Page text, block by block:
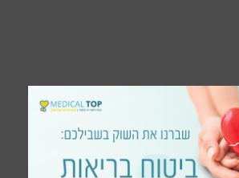
משקל והשמנה ילדים ומבוגרים, סכרת סוג 2,
כללית ובפרטי
וילדים, עודף משקל והשמנה ילדים
סכרת סוג 2